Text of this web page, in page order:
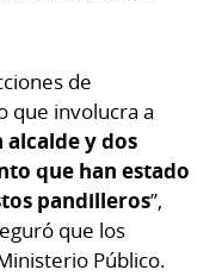
de
que involucra a
alcalde y dos
que han estado
pandilleros”,
que los
Público.